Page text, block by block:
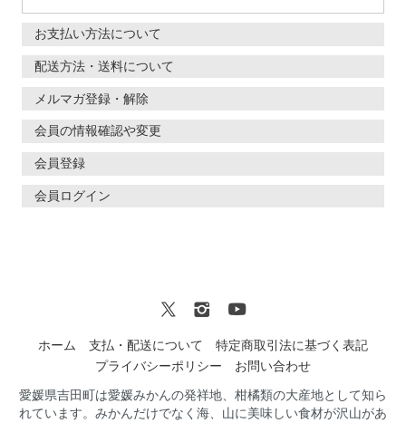
お支払い方法について
配送方法・送料について
メルマガ登録・解除
会員の情報確認や変更
会員登録
会員ログイン
ホーム 支払・配送について
特定商取引法に基づく表記
プライバシーポリシー
お問い合わせ
愛媛県吉田町は愛媛みかんの発祥地、柑橘類の大産地として知ら
れています。みかんだけでなく海、山に美味しい食材が沢山があ